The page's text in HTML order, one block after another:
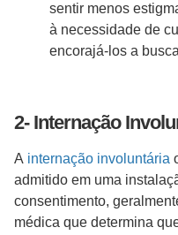
sentir menos
à necessidade de
encorajá-los a
2- Internação
A internação involuntária
admitido em uma
consentimento,
médica que determina